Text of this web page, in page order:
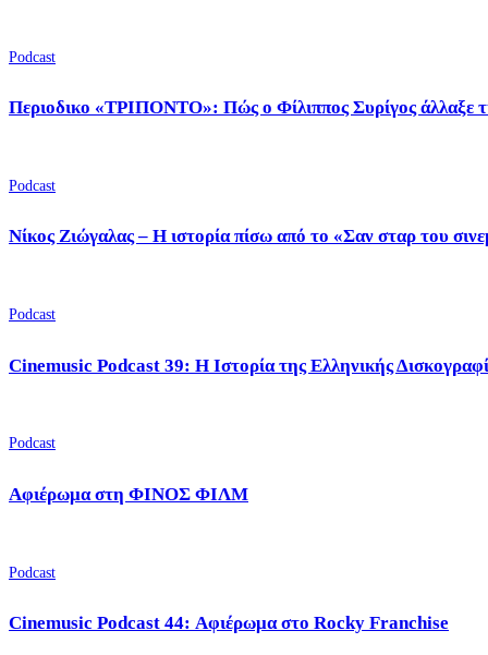
Podcast
Περιοδικο «ΤΡΙΠΟΝΤΟ»: Πώς ο Φίλιππος Συρίγος άλλαξε
Podcast
Νίκος Ζιώγαλας – Η ιστορία πίσω από το «Σαν σταρ του
Podcast
Cinemusic Podcast 39: Η Ιστορία της Ελληνικής
Podcast
Αφιέρωμα στη ΦΙΝΟΣ ΦΙΛΜ
Podcast
Cinemusic Podcast 44: Αφιέρωμα στο Rocky Franchise